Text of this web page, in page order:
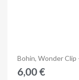
Bohin, Wonder
6,00 €